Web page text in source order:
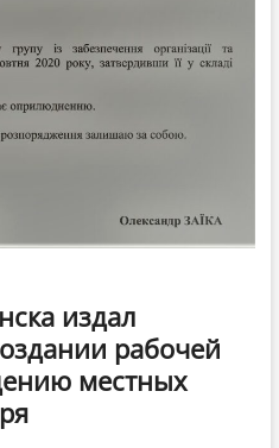
издал
рабочей
местных